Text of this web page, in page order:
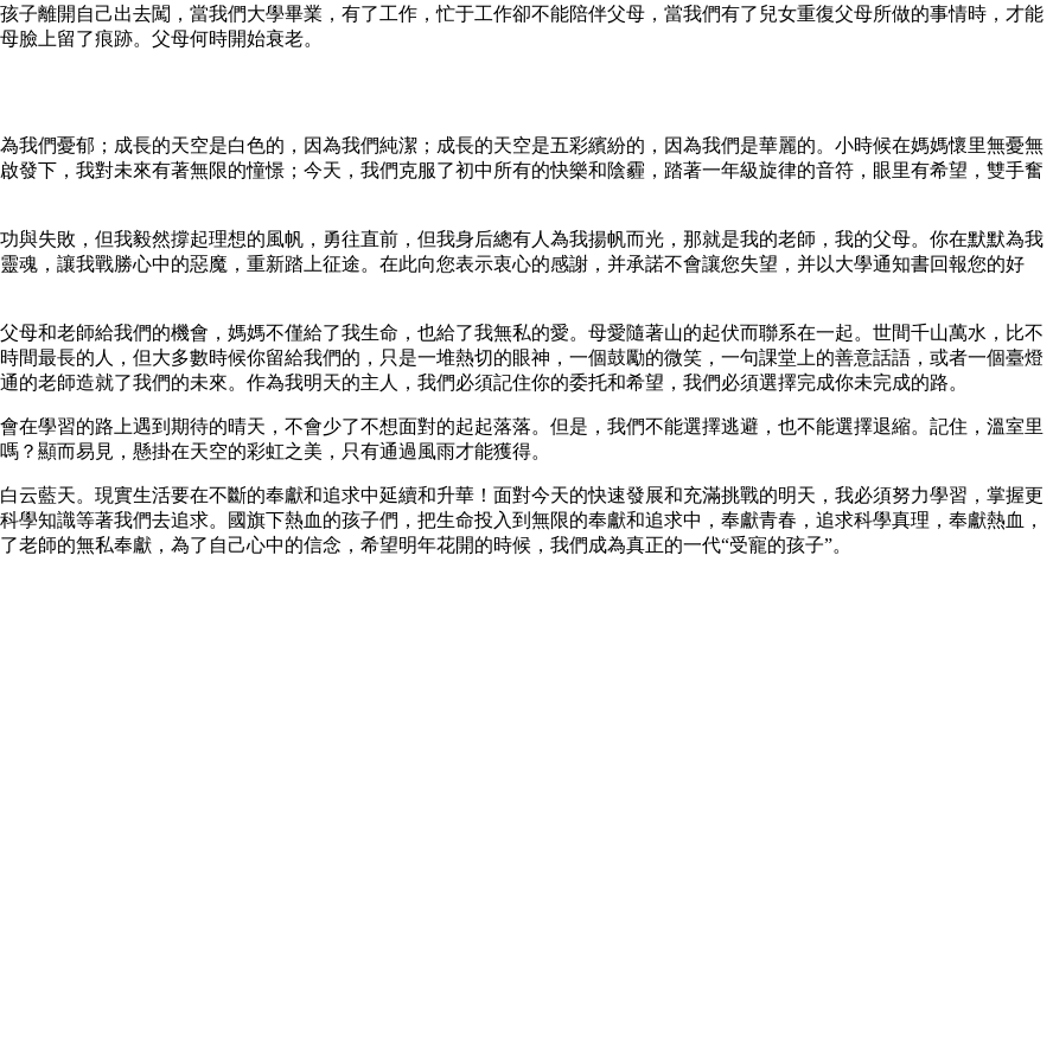
子離開自己出去闖，當我們大學畢業，有了工作，忙于工作卻不能陪伴父母，當我們有了兒女重復父母所做的事情時，才能
臉上留了痕跡。父母何時開始衰老。
我們憂郁；成長的天空是白色的，因為我們純潔；成長的天空是五彩繽紛的，因為我們是華麗的。小時候在媽媽懷里無憂無
發下，我對未來有著無限的憧憬；今天，我們克服了初中所有的快樂和陰霾，踏著一年級旋律的音符，眼里有希望，雙手奮
與失敗，但我毅然撐起理想的風帆，勇往直前，但我身后總有人為我揚帆而光，那就是我的老師，我的父母。你在默默為我
魂，讓我戰勝心中的惡魔，重新踏上征途。在此向您表示衷心的感謝，并承諾不會讓您失望，并以大學通知書回報您的好
母和老師給我們的機會，媽媽不僅給了我生命，也給了我無私的愛。母愛隨著山的起伏而聯系在一起。世間千山萬水，比不
間最長的人，但大多數時候你留給我們的，只是一堆熱切的眼神，一個鼓勵的微笑，一句課堂上的善意話語，或者一個臺燈
老師造就了我們的未來。作為我明天的主人，我們必須記住你的委托和希望，我們必須選擇完成你未完成的路。
在學習的路上遇到期待的晴天，不會少了不想面對的起起落落。但是，我們不能選擇逃避，也不能選擇退縮。記住，溫室里
顯而易見，懸掛在天空的彩虹之美，只有通過風雨才能獲得。
云藍天。現實生活要在不斷的奉獻和追求中延續和升華！面對今天的快速發展和充滿挑戰的明天，我必須努力學習，掌握更
學知識等著我們去追求。國旗下熱血的孩子們，把生命投入到無限的奉獻和追求中，奉獻青春，追求科學真理，奉獻熱血，
師的無私奉獻，為了自己心中的信念，希望明年花開的時候，我們成為真正的一代“受寵的孩子”。